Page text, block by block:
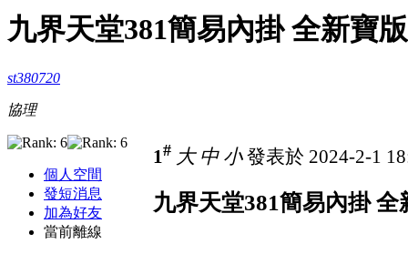
九界天堂381簡易內掛 全新寶
st380720
協理
個人空間
發短消息
加為好友
當前離線
1# 大 中 小發表於 2024-2-1
九界天堂381簡易內掛